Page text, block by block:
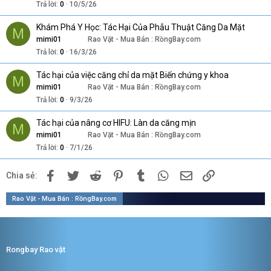
Trả lời 0 10/5/26
M Khám Phá Y Học: Tác Hại Của Phẫu Thuật Căng Da Mặt
mimi01
Rao Vặt - Mua Bán : RồngBay.com
Trả lời 0 16/3/26
M Tác hại của việc căng chỉ da mặt Biến chứng y khoa
mimi01
Rao Vặt - Mua Bán : RồngBay.com
Trả lời 0 9/3/26
M Tác hại của nâng cơ HIFU: Làn da căng mịn
mimi01
Rao Vặt - Mua Bán : RồngBay.com
Trả lời 0 7/1/26
Chia sẻ: Facebook
Twitter Reddit PinterestTumblr WhatsApp
Email
Rao Vặt - Mua Bán : RồngBay.com
Rongbay Rao vặt